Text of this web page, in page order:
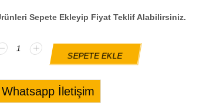
Sepete Ekleyip Fiyat Teklif Alabilirsiniz.
SEPETE EKLE
Whatsapp İletişim